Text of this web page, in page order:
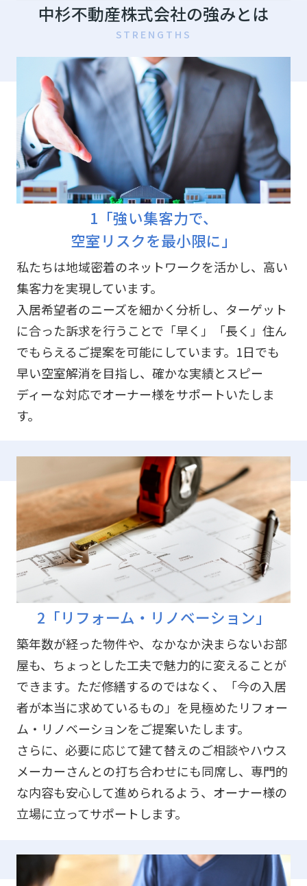
中杉不動産株式会社の強みとは
STRENGTHS
1「強い集客力で、
空室リスクを最小限に」
私たちは地域密着のネットワークを活かし、高い
集客力を実現しています。
入居希望者のニーズを細かく分析し、ターゲット
に合った訴求を行うことで「早く」「長く」住ん
でもらえるご提案を可能にしています。1日でも
早い空室解消を目指し、確かな実績とスピー
ディーな対応でオーナー様をサポートいたしま
す。
2「リフォーム・リノベーション」
築年数が経った物件や、なかなか決まらないお部
屋も、ちょっとした工夫で魅力的に変えることが
できます。ただ修繕するのではなく、「今の入居
者が本当に求めているもの」を見極めたリフォー
ム・リノベーションをご提案いたします。
さらに、必要に応じて建て替えのご相談やハウス
メーカーさんとの打ち合わせにも同席し、専門的
な内容も安心して進められるよう、オーナー様の
立場に立ってサポートします。